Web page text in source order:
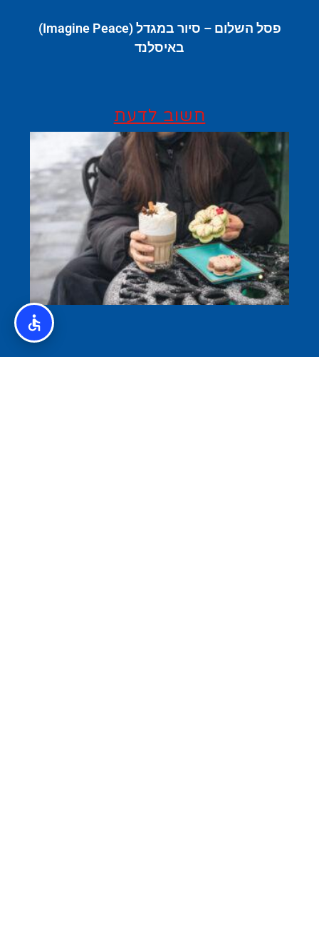
פסל השלום – סיור במגדל (Imagine Peace)
באיסלנד
חשוב לדעת